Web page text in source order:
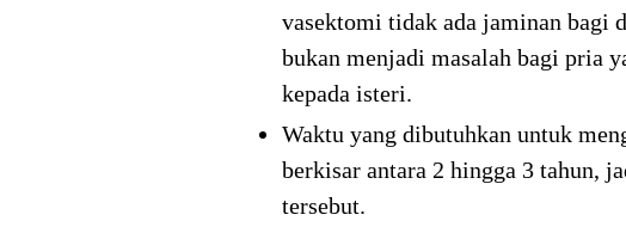
vasektomi tidak ada jaminan bagi
bukan menjadi masalah bagi pria
kepada isteri.
Waktu yang dibutuhkan untuk
berkisar antara 2 hingga 3 tahun,
tersebut.